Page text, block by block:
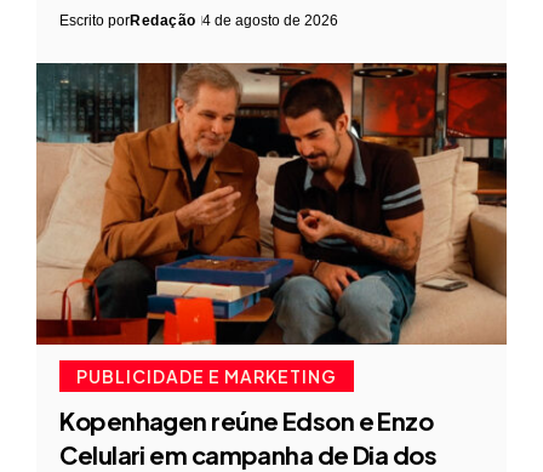
Escrito porRedação 4 de agosto de 2026
PUBLICIDADE E MARKETING
Kopenhagen reúne Edson e Enzo
Celulari em campanha de Dia dos